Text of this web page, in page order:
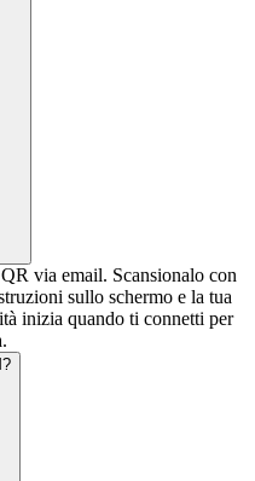
via email. Scansionalo con
sullo schermo e la tua
inizia quando ti connetti per